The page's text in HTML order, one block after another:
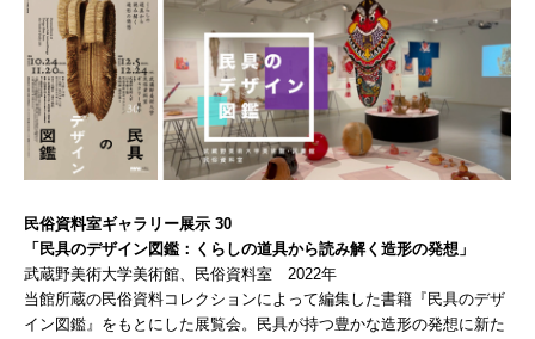
民俗資料室ギャラリー展示 30
「民具のデザイン図鑑：くらしの道具から読み解く造形の発想」
武蔵野美術大学美術館、民俗資料室 2022年
当館所蔵の民俗資料コレクションによって編集した書籍『民具のデザ
イン図鑑』をもとにした展覧会。民具が持つ豊かな造形の発想に新た